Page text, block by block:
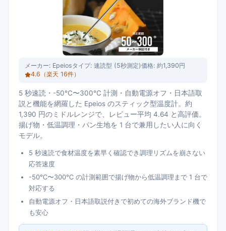
メーカー: Epeiosタイプ: 速読型 (5秒測定)価格: 約1,390円
4.6 （楽天 16件）
5 秒速読・-50℃〜300℃ 計測・自動電源オフ・日本語取
説と機能を網羅した Epeios のスティック型温度計。約
1,390 円のミドルレンジで、レビュー平均 4.64 と高評価。
揚げ物・低温調理・パン生地を 1 台で兼用したい人に向く
モデル。
5 秒速読で食材温度を素早く確認でき調理リズムを崩さない
応答速度
-50℃〜300℃ の計測範囲で揚げ物から低温調理まで 1 台で
対応する
自動電源オフ・日本語取説付きで初めての海外ブランド機で
も安心